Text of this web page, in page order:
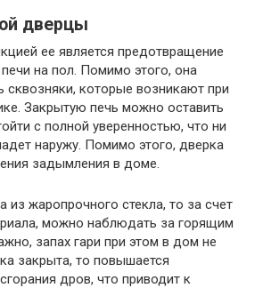
дверцы
ее является предотвращение
на пол. Помимо этого, она
сквозняки, которые возникают при
Закрытую печь можно оставить
с полной уверенностью, что ни
наружу. Помимо этого, дверка
задымления в доме.
из жаропрочного стекла, то за счет
можно наблюдать за горящим
запах гари при этом в дом не
закрыта, то повышается
дров, что приводит к